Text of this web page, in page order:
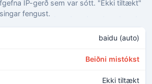
IP-gerð sem var sótt. "Ekki tiltækt"
fengust.
baidu (auto)
Beiðni mistókst
Ekki tiltækt